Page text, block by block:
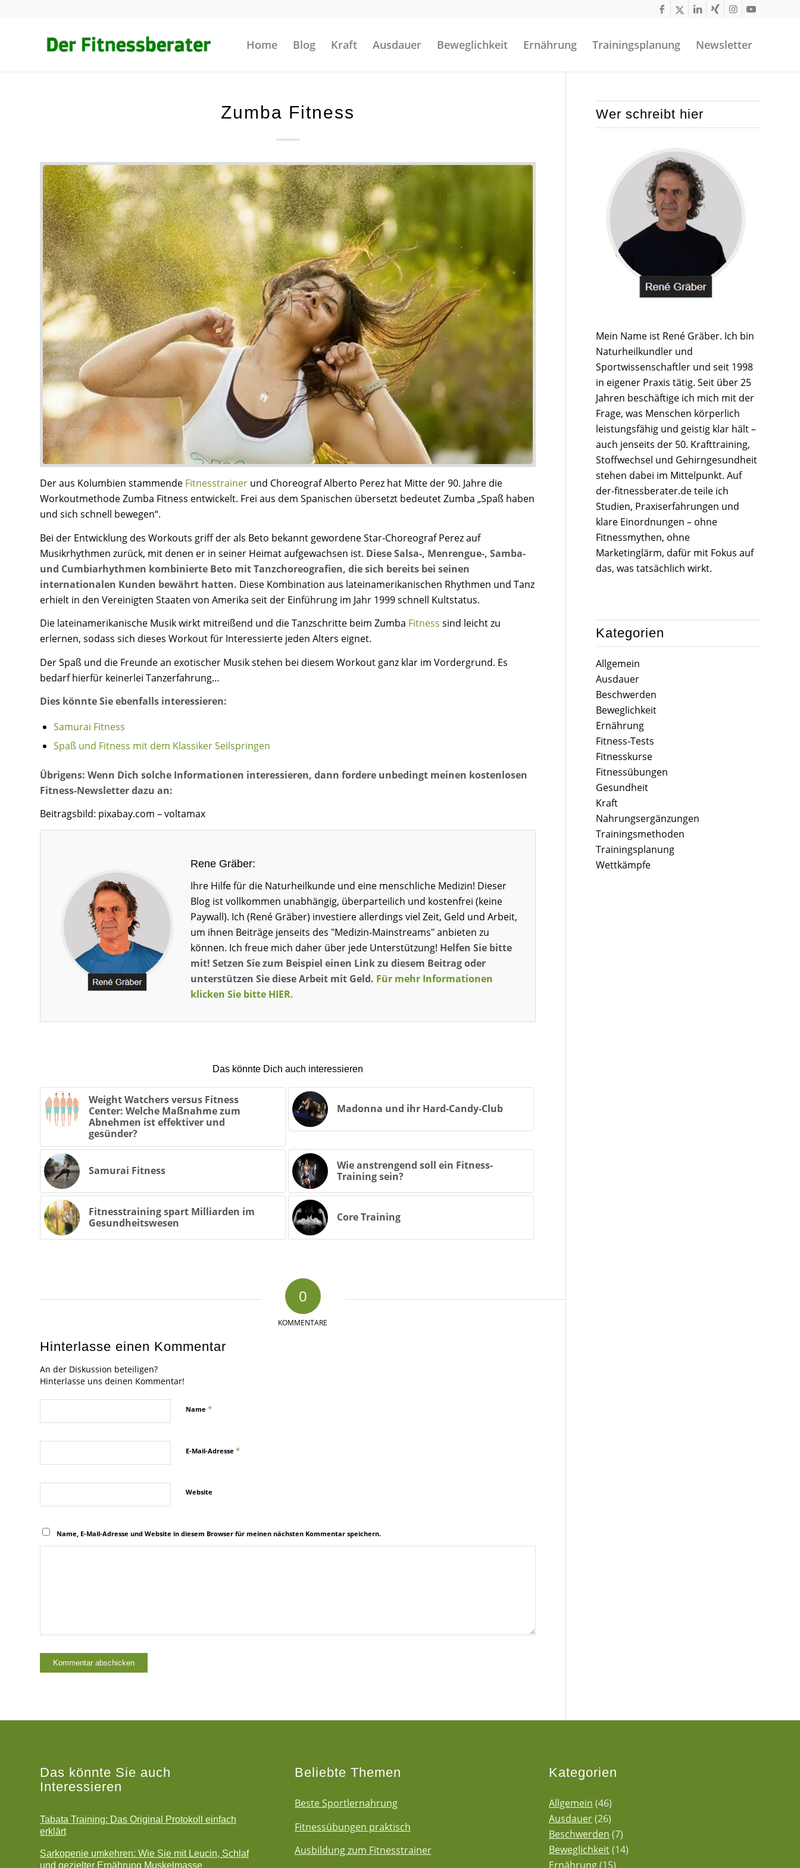
Home Blog Kraft Ausdauer Beweglichkeit Ernährung Trainingsplanung Newsletter
Zumba Fitness
Der aus Kolumbien stammende Fitnesstrainer und Choreograf Alberto Perez hat Mitte der 90. Jahre die
Workoutmethode Zumba Fitness entwickelt. Frei aus dem Spanischen übersetzt bedeutet Zumba „Spaß haben
und sich schnell bewegen“.
Bei der Entwicklung des Workouts griff der als Beto bekannt gewordene Star-Choreograf Perez auf
Musikrhythmen zurück, mit denen er in seiner Heimat aufgewachsen ist. Diese Salsa-, Menrengue-, Samba-
und Cumbiarhythmen kombinierte Beto mit Tanzchoreografien, die sich bereits bei seinen
internationalen Kunden bewährt hatten. Diese Kombination aus lateinamerikanischen Rhythmen und Tanz
erhielt in den Vereinigten Staaten von Amerika seit der Einführung im Jahr 1999 schnell Kultstatus.
Die lateinamerikanische Musik wirkt mitreißend und die Tanzschritte beim Zumba Fitness sind leicht zu
erlernen, sodass sich dieses Workout für Interessierte jeden Alters eignet.
Der Spaß und die Freunde an exotischer Musik stehen bei diesem Workout ganz klar im Vordergrund. Es
bedarf hierfür keinerlei Tanzerfahrung…
Dies könnte Sie ebenfalls interessieren:
Samurai Fitness
Spaß und Fitness mit dem Klassiker Seilspringen
Übrigens: Wenn Dich solche Informationen interessieren, dann fordere unbedingt meinen kostenlosen
Fitness-Newsletter dazu an:
Beitragsbild: pixabay.com – voltamax
Rene Gräber:
Ihre Hilfe für die Naturheilkunde und eine menschliche Medizin! Dieser
Blog ist vollkommen unabhängig, überparteilich und kostenfrei (keine
Paywall). Ich (René Gräber) investiere allerdings viel Zeit, Geld und Arbeit,
um ihnen Beiträge jenseits des "Medizin-Mainstreams" anbieten zu
können. Ich freue mich daher über jede Unterstützung! Helfen Sie bitte
mit! Setzen Sie zum Beispiel einen Link zu diesem Beitrag oder
unterstützen Sie diese Arbeit mit Geld. Für mehr Informationen
klicken Sie bitte HIER.
Das könnte Dich auch interessieren
Weight Watchers versus Fitness
Center: Welche Maßnahme zum
Abnehmen ist effektiver und
gesünder?
Madonna und ihr Hard-Candy-Club
Samurai Fitness
Wie anstrengend soll ein Fitness-
Training sein?
Fitnesstraining spart Milliarden im
Gesundheitswesen
Core Training
0
KOMMENTARE
Hinterlasse einen Kommentar
An der Diskussion beteiligen?
Hinterlasse uns deinen Kommentar!
Name *
E-Mail-Adresse *
Website
Name, E-Mail-Adresse und Website in diesem Browser für meinen nächsten Kommentar speichern.
Wer schreibt hier
Mein Name ist René Gräber. Ich bin
Naturheilkundler und
Sportwissenschaftler und seit 1998
in eigener Praxis tätig. Seit über 25
Jahren beschäftige ich mich mit der
Frage, was Menschen körperlich
leistungsfähig und geistig klar hält –
auch jenseits der 50. Krafttraining,
Stoffwechsel und Gehirngesundheit
stehen dabei im Mittelpunkt. Auf
der-fitnessberater.de teile ich
Studien, Praxiserfahrungen und
klare Einordnungen – ohne
Fitnessmythen, ohne
Marketinglärm, dafür mit Fokus auf
das, was tatsächlich wirkt.
Kategorien
Allgemein
Ausdauer
Beschwerden
Beweglichkeit
Ernährung
Fitness-Tests
Fitnesskurse
Fitnessübungen
Gesundheit
Kraft
Nahrungsergänzungen
Trainingsmethoden
Trainingsplanung
Wettkämpfe
Das könnte Sie auch
Interessieren
Tabata Training: Das Original Protokoll einfach
erklärt
Sarkopenie umkehren: Wie Sie mit Leucin, Schlaf
und gezielter Ernährung Muskelmasse
Beliebte Themen
Beste Sportlernahrung
Fitnessübungen praktisch
Ausbildung zum Fitnesstrainer
Kategorien
Allgemein (46)
Ausdauer(26)
Beschwerden (7)
Beweglichkeit(14)
Ernährung(15)